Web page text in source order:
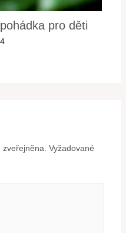
pro děti
zveřejněna. Vyžadované